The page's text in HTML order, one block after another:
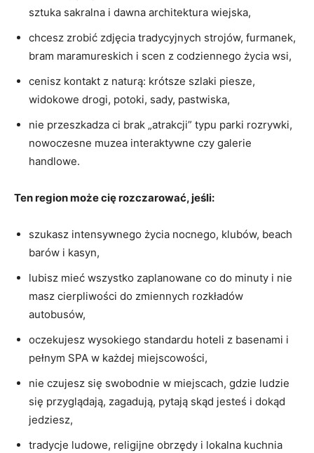
sztuka sakralna i dawna architektura wiejska,
chcesz zrobić zdjęcia tradycyjnych strojów, furmanek,
bram maramureskich i scen z codziennego życia wsi,
cenisz kontakt z naturą: krótsze szlaki piesze,
widokowe drogi, potoki, sady, pastwiska,
nie przeszkadza ci brak „atrakcji” typu parki rozrywki,
nowoczesne muzea interaktywne czy galerie
handlowe.
Ten region może cię rozczarować, jeśli:
szukasz intensywnego życia nocnego, klubów, beach
barów i kasyn,
lubisz mieć wszystko zaplanowane co do minuty i nie
masz cierpliwości do zmiennych rozkładów
autobusów,
oczekujesz wysokiego standardu hoteli z basenami i
pełnym SPA w każdej miejscowości,
nie czujesz się swobodnie w miejscach, gdzie ludzie
się przyglądają, zagadują, pytają skąd jesteś i dokąd
jedziesz,
tradycje ludowe, religijne obrzędy i lokalna kuchnia